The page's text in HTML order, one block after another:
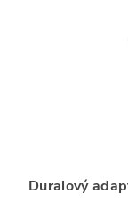
Duralový